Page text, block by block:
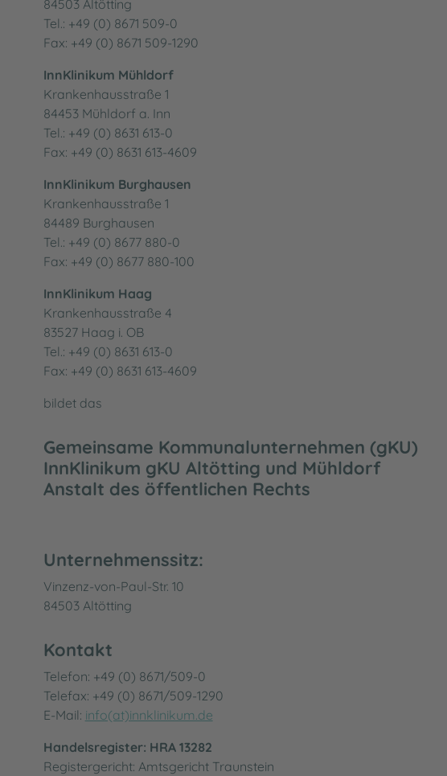
Ihre Meinung ist uns wichtig - Beschwerdemanagement
Besuchsinformationen
Wartezeiten in der Notaufnahme
Meldeplattform für Lieferkettensorgfaltspflichtengesetz (LKSG)
Barrierefreiheit
Impressum
84503 Altötting
Tel.: +49 (0) 8671 509-0
Fax: +49 (0) 8671 509-1290
InnKlinikum Mühldorf
Krankenhausstraße 1
84453 Mühldorf a. Inn
Tel.: +49 (0) 8631 613-0
Fax: +49 (0) 8631 613-4609
InnKlinikum Burghausen
Krankenhausstraße 1
84489 Burghausen
Tel.: +49 (0) 8677 880-0
Fax: +49 (0) 8677 880-100
InnKlinikum Haag
Krankenhausstraße 4
83527 Haag i. OB
Tel.: +49 (0) 8631 613-0
Fax: +49 (0) 8631 613-4609
bildet das
Gemeinsame Kommunalunternehmen (gKU)
InnKlinikum gKU Altötting und Mühldorf
Anstalt des öffentlichen Rechts
Unternehmenssitz:
Vinzenz-von-Paul-Str. 10
84503 Altötting
Kontakt
Telefon: +49 (0) 8671/509-0
Telefax: +49 (0) 8671/509-1290
E-Mail: info(at)innklinikum.de
Handelsregister: HRA 13282
Registergericht: Amtsgericht Traunstein